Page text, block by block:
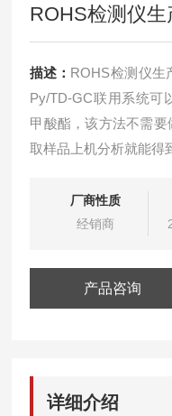
ROHS检测仪生
描述： ROHS检测仪生
Py/TD-GC联用系统可
甲酸酯，该方法不需
取样品上机分析就能得
厂商性质
经销商
产品咨询
详细介绍